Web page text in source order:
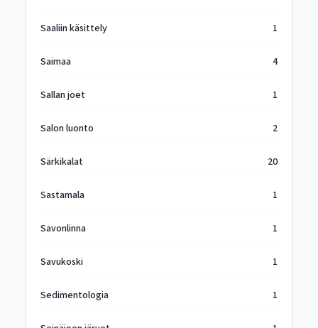
Saaliin käsittely 1
Saimaa 4
Sallan joet 1
Salon luonto 2
Särkikalat 20
Sastamala 1
Savonlinna 1
Savukoski 1
Sedimentologia 1